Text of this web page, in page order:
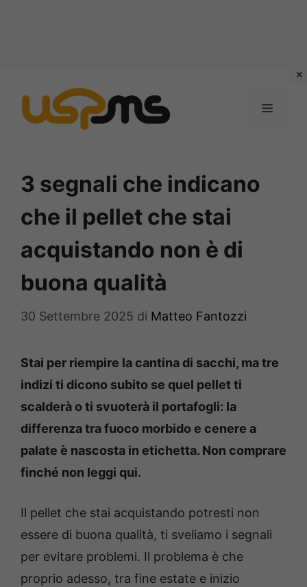
contenuto
MENU
3 segnali che indicano
che il pellet che stai
acquistando non è di
buona qualità
30 Settembre 2025 di Matteo Fantozzi
Stai per riempire la cantina di sacchi, ma tre
indizi ti dicono subito se quel pellet ti
scalderà o ti svuoterà il portafogli: la
differenza tra fuoco morbido e cenere a
palate è nascosta in etichetta. Non comprare
finché non leggi qui.
Il pellet che stai acquistando potresti non
essere di buona qualità, ti sveliamo i segnali
per evitare problemi. Il problema è che
proprio adesso, tra fine estate e inizio